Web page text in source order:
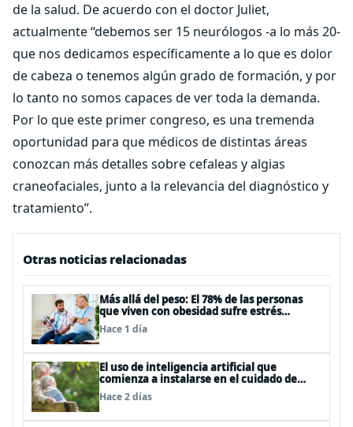
de la salud. De acuerdo con el doctor Juliet,
actualmente “debemos ser 15 neurólogos -a lo más 20-
que nos dedicamos específicamente a lo que es dolor
de cabeza o tenemos algún grado de formación, y por
lo tanto no somos capaces de ver toda la demanda.
Por lo que este primer congreso, es una tremenda
oportunidad para que médicos de distintas áreas
conozcan más detalles sobre cefaleas y algias
craneofaciales, junto a la relevancia del diagnóstico y
tratamiento”.
Otras noticias relacionadas
Más allá del peso: El 78% de las personas
que viven con obesidad sufre estrés
postraumático debido al estigma
Hace 1 día
El uso de inteligencia artificial que
comienza a instalarse en el cuidado de
personas mayores
Hace 2 días